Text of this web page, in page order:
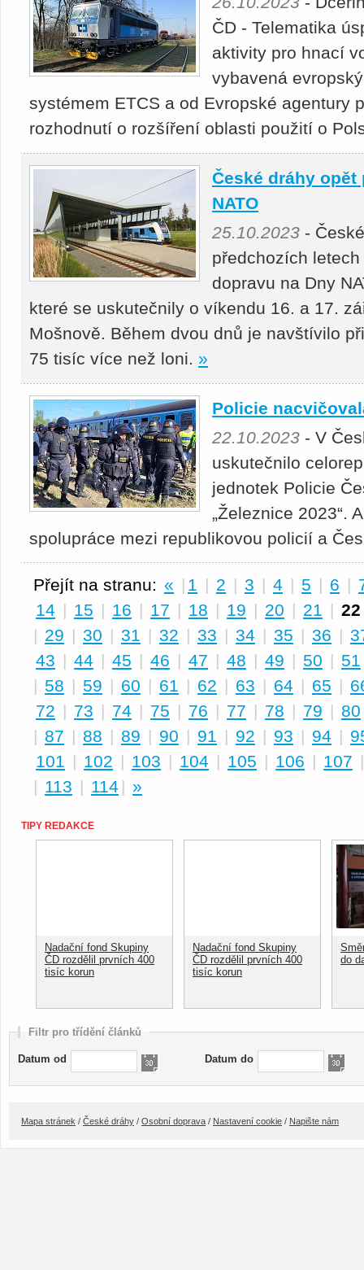
ČD - Telematika
aktivity pro hnací
vybavená
systémem ETCS a od Evropské agentury
rozhodnutí o rozšíření oblasti použití o
České dráhy
NATO
25.10.2023 -
předchozích
dopravu na Dny
které se uskutečnily o víkendu 16. a 17.
Mošnově. Během dvou dnů je navštívilo
75 tisíc více než loni. »
Policie
22.10.2023 - V
uskutečnilo
jednotek Policie
„Železnice 2023“.
spolupráce mezi republikovou policií a
Přejít na stranu: « | 1 | 2 | 3 | 4 | 5 | 6 |
14 | 15 | 16 | 17 | 18 | 19 | 20 | 21 | 22
| 29 | 30 | 31 | 32 | 33 | 34 | 35 | 36 |
43 | 44 | 45 | 46 | 47 | 48 | 49 | 50 | 51
| 58 | 59 | 60 | 61 | 62 | 63 | 64 | 65 |
72 | 73 | 74 | 75 | 76 | 77 | 78 | 79 | 80
| 87 | 88 | 89 | 90 | 91 | 92 | 93 | 94 |
101 | 102 | 103 | 104 | 105 | 106 | 107
| 113 | 114 | »
TIPY REDAKCE
Nadační fond Skupiny
ČD rozdělil prvních 400
tisíc korun
Nadační fond Skupiny
ČD rozdělil prvních 400
tisíc korun
do
Filtr pro třídění článků
Datum od Datum do
Mapa stránek / České dráhy / Osobní doprava / Nastavení cookie / Napište nám